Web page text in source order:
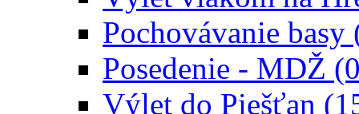
Pochovávanie
Posedenie - MDŽ
Výlet do Piešťan